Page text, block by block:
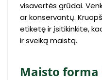
visavertės grūdai.
ar konservantų.
etiketę ir įsitikinkite,
ir sveiką maistą.
Maisto